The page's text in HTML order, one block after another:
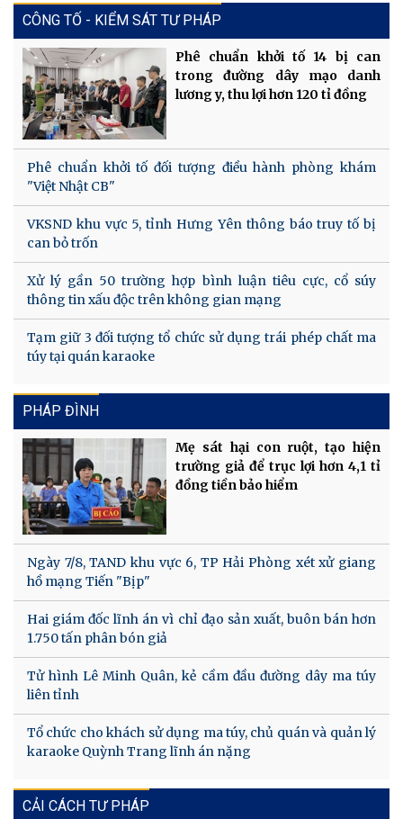
CÔNG TỐ - KIỂM SÁT TƯ PHÁP
Phê chuẩn khởi tố 14 bị can
trong đường dây mạo danh
lương y, thu lợi hơn 120 tỉ đồng
Phê chuẩn khởi tố đối tượng điều hành phòng khám
"Việt Nhật CB"
VKSND khu vực 5, tỉnh Hưng Yên thông báo truy tố bị
can bỏ trốn
Xử lý gần 50 trường hợp bình luận tiêu cực, cổ súy
thông tin xấu độc trên không gian mạng
Tạm giữ 3 đối tượng tổ chức sử dụng trái phép chất ma
túy tại quán karaoke
PHÁP ĐÌNH
Mẹ sát hại con ruột, tạo hiện
trường giả để trục lợi hơn 4,1 tỉ
đồng tiền bảo hiểm
Ngày 7/8, TAND khu vực 6, TP Hải Phòng xét xử giang
hồ mạng Tiến "Bịp"
Hai giám đốc lĩnh án vì chỉ đạo sản xuất, buôn bán hơn
1.750 tấn phân bón giả
Tử hình Lê Minh Quân, kẻ cầm đầu đường dây ma túy
liên tỉnh
Tổ chức cho khách sử dụng ma túy, chủ quán và quản lý
karaoke Quỳnh Trang lĩnh án nặng
CẢI CÁCH TƯ PHÁP